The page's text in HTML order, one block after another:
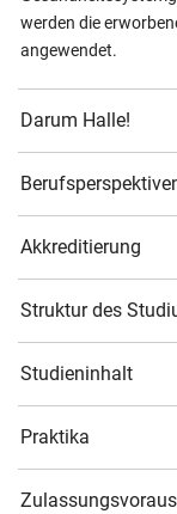
werden die
angewendet.
Darum Halle!
Akkreditierung
Struktur des
Studieninhalt
Praktika